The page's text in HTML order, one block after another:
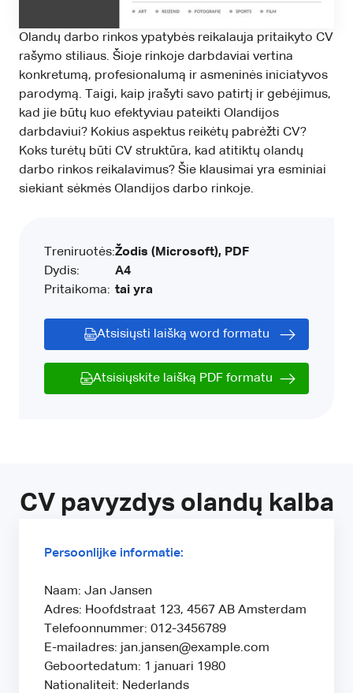
Olandų darbo rinkos ypatybės reikalauja pritaikyto CV
rašymo stiliaus. Šioje rinkoje darbdaviai vertina
konkretumą, profesionalumą ir asmeninės iniciatyvos
parodymą. Taigi, kaip įrašyti savo patirtį ir gebėjimus,
kad jie būtų kuo efektyviau pateikti Olandijos
darbdaviui? Kokius aspektus reikėtų pabrėžti CV?
Koks turėtų būti CV struktūra, kad atitiktų olandų
darbo rinkos reikalavimus? Šie klausimai yra esminiai
siekiant sėkmės Olandijos darbo rinkoje.
Treniruotės:
Dydis:
Pritaikoma:
Žodis (Microsoft), PDF
A4
tai yra
Atsisiųsti laišką word formatu
Atsisiųskite laišką PDF formatu
CV pavyzdys olandų kalba
Persoonlijke informatie:
Naam: Jan Jansen
Adres: Hoofdstraat 123, 4567 AB Amsterdam
Telefoonnummer: 012-3456789
E-mailadres: jan.jansen@example.com
Geboortedatum: 1 januari 1980
Nationaliteit: Nederlands